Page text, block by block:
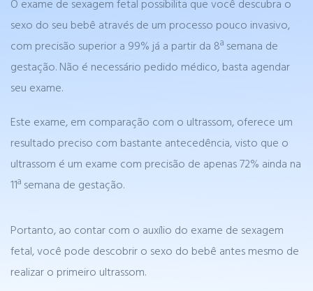
O exame de sexagem fetal possibilita que você descubra o
sexo do seu bebê através de um processo pouco invasivo,
com precisão superior a 99% já a partir da 8ª semana de
gestação. Não é necessário pedido médico, basta agendar
seu exame.
Este exame, em comparação com o ultrassom, oferece um
resultado preciso com bastante antecedência, visto que o
ultrassom é um exame com precisão de apenas 72% ainda na
11ª semana de gestação.
Portanto, ao contar com o auxílio do exame de sexagem
fetal, você pode descobrir o sexo do bebê antes mesmo de
realizar o primeiro ultrassom.